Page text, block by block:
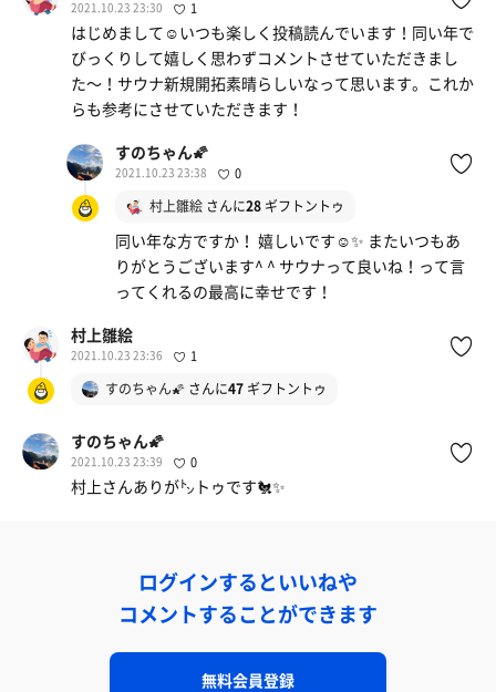
2021.10.23 23:30 1
はじめまして☺️いつも楽しく投稿読んでいます！同い年で
びっくりして嬉しく思わずコメントさせていただきまし
た〜！サウナ新規開拓素晴らしいなって思います。これか
らも参考にさせていただきます！
すのちゃん🌠
2021.10.23 23:38 0
村上雛絵さんに28ギフトントゥ
同い年な方ですか！ 嬉しいです☺️✨ またいつもあ
りがとうございます^ ^ サウナって良いね！って言
ってくれるの最高に幸せです！
村上雛絵
2021.10.23 23:36 1
すのちゃん🌠さんに47ギフトントゥ
すのちゃん🌠
2021.10.23 23:39 0
村上さんありが㌧トゥです🐔✨
ログインするといいねや
コメントすることができます
無料会員登録